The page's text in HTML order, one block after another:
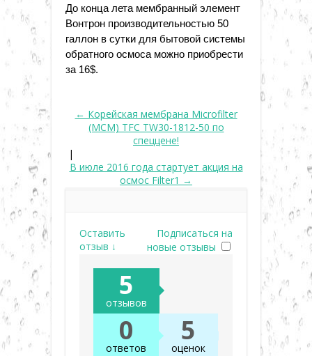
До конца лета мембранный элемент
Вонтрон производительностью 50
галлон в сутки для бытовой системы
обратного осмоса можно приобрести
за 16$.
← Корейская мембрана Microfilter
(MCM) TFC TW30-1812-50 по
спеццене!
|
В июле 2016 года стартует акция на
осмос Filter1 →
Подписаться на
новые отзывы
Оставить
отзыв ↓
5
отзывов
0
ответов
5
оценок